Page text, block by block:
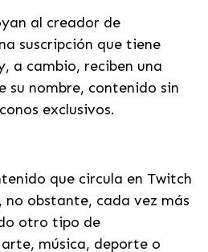
al creador de
suscripción que tiene
a cambio, reciben una
su nombre, contenido sin
exclusivos.
que circula en Twitch
no obstante, cada vez más
otro tipo de
música, deporte o